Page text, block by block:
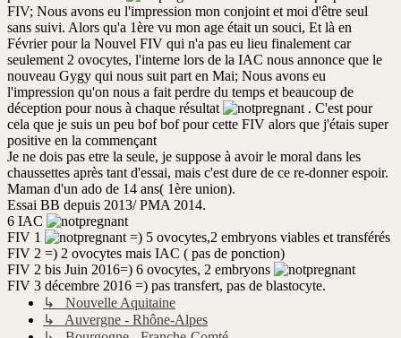
FIV; Nous avons eu l'impression mon conjoint et moi d'être seul
sans suivi. Alors qu'a 1ère vu mon age était un souci, Et là en
Février pour la Nouvel FIV qui n'a pas eu lieu finalement car
seulement 2 ovocytes, l'interne lors de la IAC nous annonce que le
nouveau Gygy qui nous suit part en Mai; Nous avons eu
l'impression qu'on nous a fait perdre du temps et beaucoup de
déception pour nous à chaque résultat
. C'est pour
cela que je suis un peu bof bof pour cette FIV alors que j'étais super
positive en la commençant
Je ne dois pas etre la seule, je suppose à avoir le moral dans les
chaussettes après tant d'essai, mais c'est dure de ce re-donner espoir.
Maman d'un ado de 14 ans( 1ère union).
Essai BB depuis 2013/ PMA 2014.
6 IAC
FIV 1
=) 5 ovocytes,2 embryons viables et transférés
FIV 2 =) 2 ovocytes mais IAC ( pas de ponction)
FIV 2 bis Juin 2016=) 6 ovocytes, 2 embryons
FIV 3 décembre 2016 =) pas transfert, pas de blastocyte.
↳ Nouvelle Aquitaine
↳ Auvergne - Rhône-Alpes